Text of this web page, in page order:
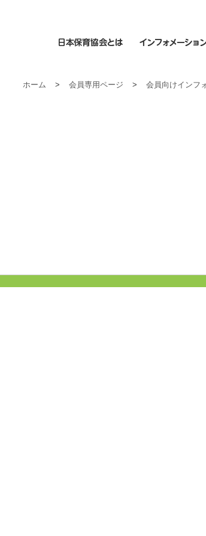
日本保育協会とは
ホーム > 会員専用ページ > 会員向けインフ